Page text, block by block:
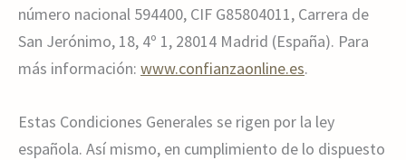
número nacional 594400, CIF G85804011, Carrera de
San Jerónimo, 18, 4º 1, 28014 Madrid (España). Para
más información: www.confianzaonline.es.
Estas Condiciones Generales se rigen por la ley
española. Así mismo, en cumplimiento de lo dispuesto